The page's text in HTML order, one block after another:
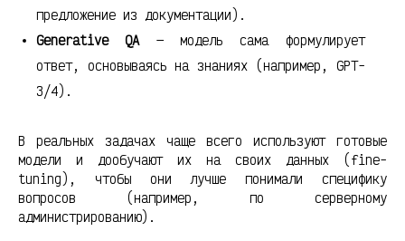
предложение из документации).
Generative QA— модель сама формулирует
ответ, основываясь на знаниях (например, GPT-
3/4).
В реальных задачах чаще всего используют готовые
модели и дообучают их на своих данных (fine-
tuning), чтобы они лучше понимали специфику
вопросов (например, по серверному
администрированию).